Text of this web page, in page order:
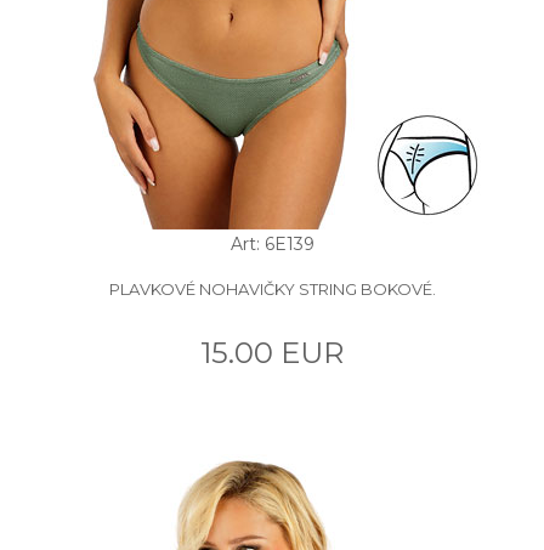
Art: 6E139
PLAVKOVÉ NOHAVIČKY STRING BOKOVÉ.
15.00 EUR